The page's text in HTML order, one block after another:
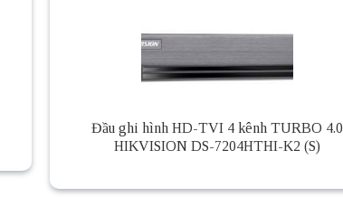
Đầu ghi hình HD-TVI 4 kênh TURBO 4.0
HIKVISION DS-7204HTHI-K2 (S)